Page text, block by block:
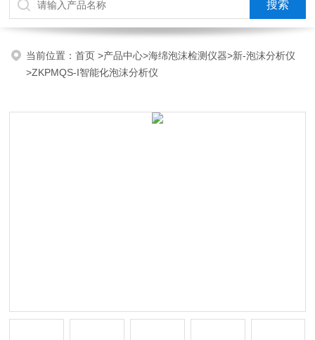
当前位置：首页>产品中心>海绵泡沫检测仪器>新-泡沫分析仪
>ZKPMQS-I智能化泡沫分析仪